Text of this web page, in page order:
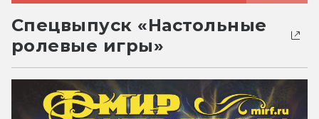
Спецвыпуск «Настольные
ролевые игры»